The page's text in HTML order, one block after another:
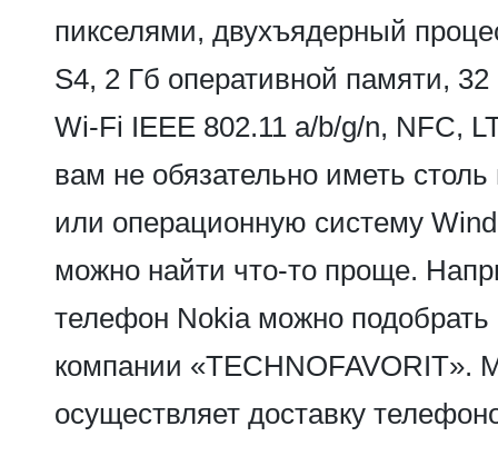
пикселями, двухъядерный
S4, 2 Гб оперативной памяти, 32
Wi-Fi IEEE 802.11 a/b/g/n, NFC,
вам не обязательно иметь
или операционную систему
можно найти что-то проще.
телефон Nokia можно подобрать
компании «TECHNOFAVORIT».
осуществляет доставку